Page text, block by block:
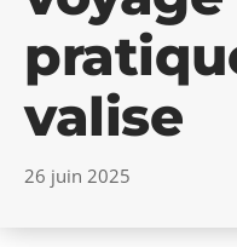
valise
26 juin 2025